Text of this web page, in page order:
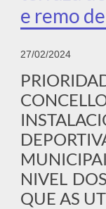
e remo
27/02/2024
NIVEL
QUE AS